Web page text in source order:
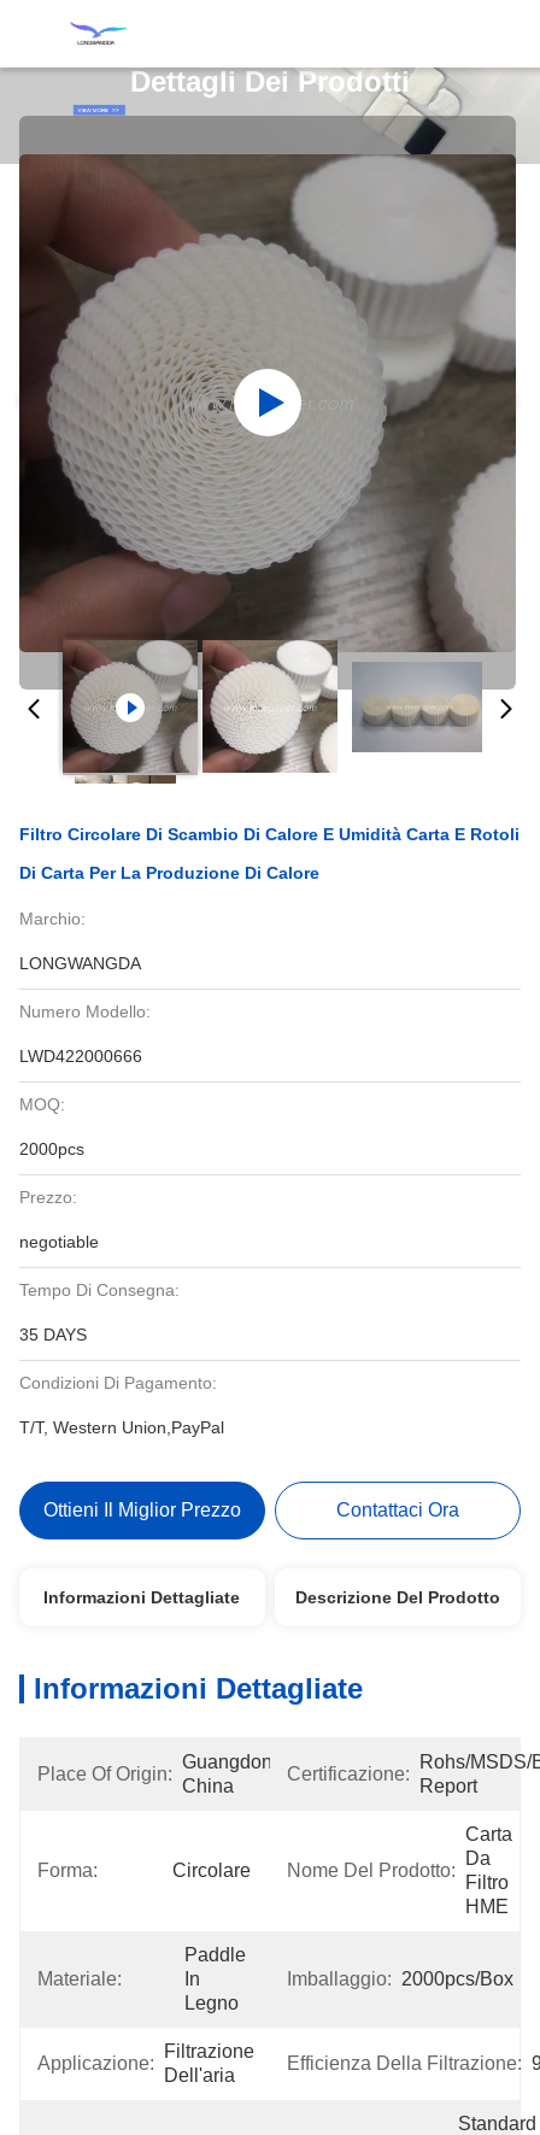
Dettagli Dei Prodotti
Filtro Circolare Di Scambio Di Calore E Umidità Carta E Rotoli
Di Carta Per La Produzione Di Calore
Marchio:
LONGWANGDA
Numero Modello:
LWD422000666
MOQ:
2000pcs
Prezzo:
negotiable
Tempo Di Consegna:
35 DAYS
Condizioni Di Pagamento:
T/T, Western Union,PayPal
Ottieni Il Miglior Prezzo Contattaci Ora
Informazioni Dettagliate Descrizione Del Prodotto
Informazioni Dettagliate
Place Of Origin:
Guangdong,
China
Certificazione:
Rohs/MSDS/
Report
Forma: Circolare Nome Del Prodotto:
Carta
Da
Filtro
HME
Materiale:
Paddle
In
Legno
Imballaggio: 2000pcs/box
Applicazione:
Filtrazione
Dell'aria
Efficienza Della Filtrazione:
Standard